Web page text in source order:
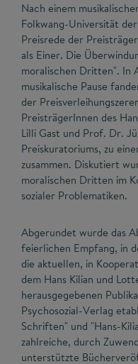
Nach einem
Folkwang-Universität
Preisrede der
als Einer. Die
moralischen Dritten". In
musikalische Pause
der
PreisträgerInnen des
Lilli Gast und Prof. Dr.
Preiskuratoriums, zu
zusammen. Diskutiert
moralischen Dritten im
sozialer Problematiken.
Abgerundet wurde das
feierlichen Empfang, in
die aktuellen, in
dem Hans Kilian und
herausgegebenen
Psychosozial-Verlag
Schriften" und "Hans-
zahlreiche, durch
unterstützte